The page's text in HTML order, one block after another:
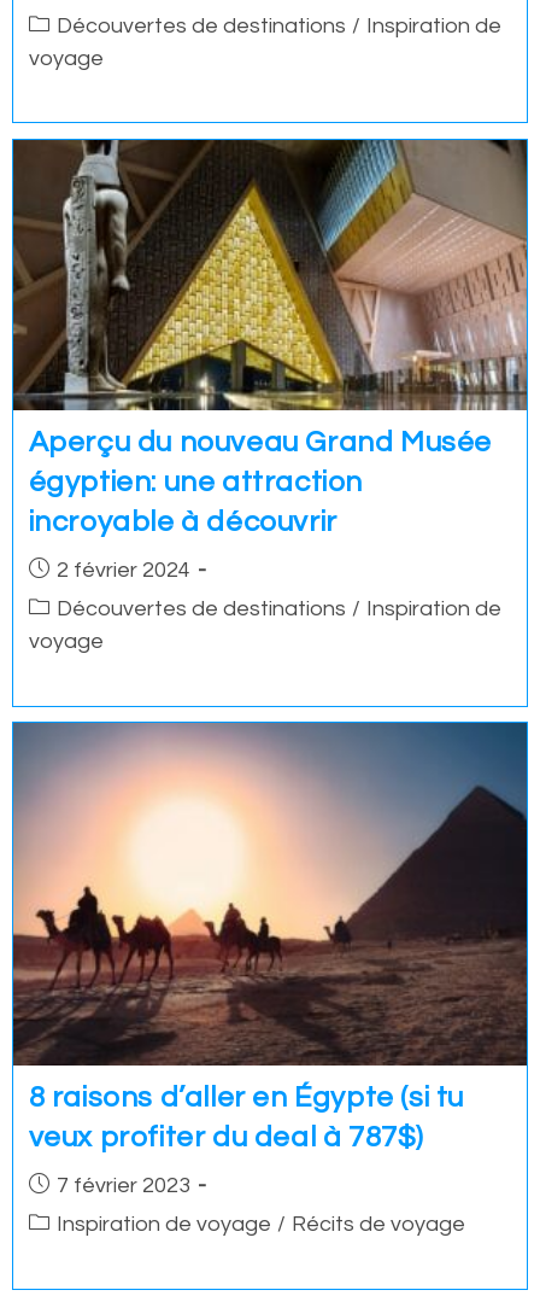
PostDécouvertes de destinations / Inspiration de
voyage
Aperçu du nouveau Grand Musée
égyptien: une attraction
incroyable à découvrir
Post2 février 2024
PostDécouvertes de destinations / Inspiration de
voyage
8 raisons d’aller en Égypte (si tu
veux profiter du deal à 787$)
Post7 février 2023
PostInspiration de voyage / Récits de voyage